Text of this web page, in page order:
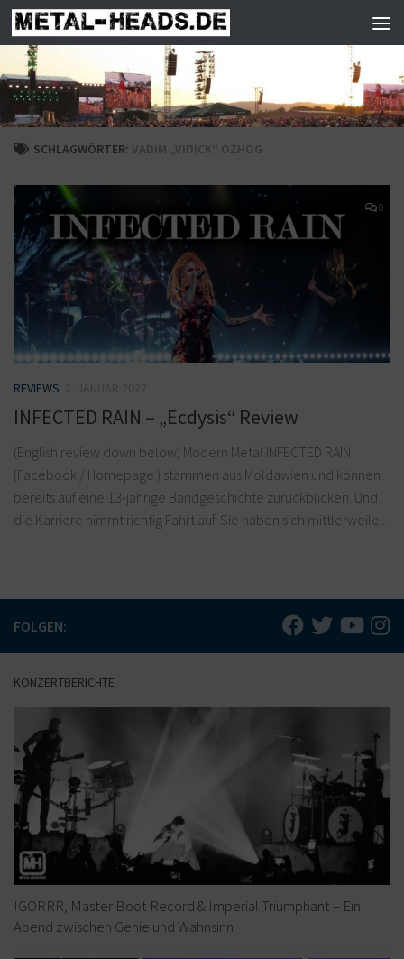
Zum Inhalt springen
SCHLAGWÖRTER: VADIM „VIDICK“ OZHOG
0
REVIEWS
INFECTED RAIN – „Ecdysis“ Review
(English review down below) Modern Metal INFECTED RAIN
(Facebook / Homepage ) stammen aus Moldawien und können
bereits auf eine 13-jährige Bandgeschichte zurückblicken. Und
die Karriere nimmt richtig Fahrt auf. Sie haben sich mittlerweile...
FOLGEN:
KONZERTBERICHTE
IGORRR, Master Boot Record & Imperial Triumphant – Ein
Abend zwischen Genie und Wahnsinn